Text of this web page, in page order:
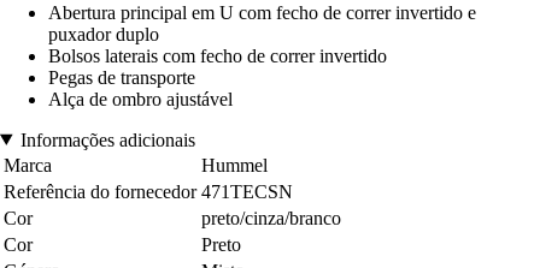
Abertura principal em U com fecho de correr invertido e
puxador duplo
Bolsos laterais com fecho de correr invertido
Pegas de transporte
Alça de ombro ajustável
Informações adicionais
Marca
Hummel
Referência do fornecedor 471TECSN
Cor
preto/cinza/branco
Cor
Preto